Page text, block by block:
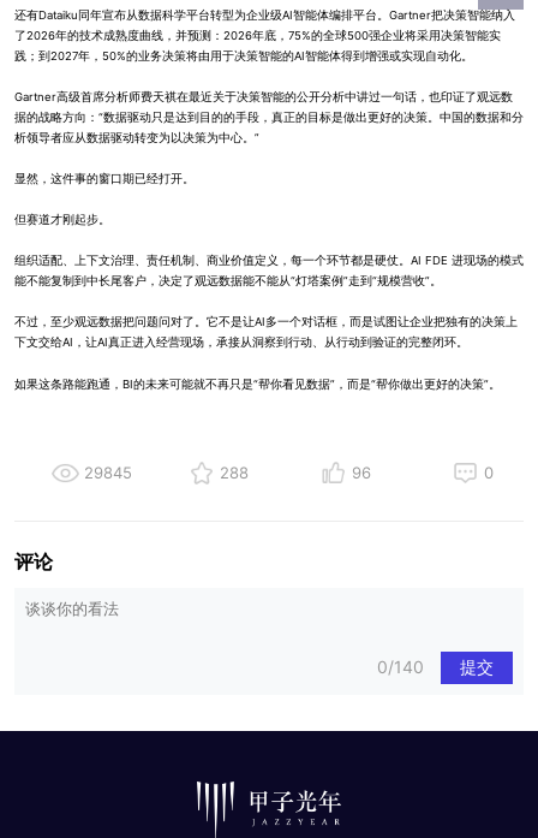
还有Dataiku同年宣布从数据科学平台转型为企业级AI智能体编排平台。Gartner把决策智能纳入
了2026年的技术成熟度曲线，并预测：2026年底，75%的全球500强企业将采用决策智能实
践；到2027年，50%的业务决策将由用于决策智能的AI智能体得到增强或实现自动化。
Gartner高级首席分析师费天祺在最近关于决策智能的公开分析中讲过一句话，也印证了观远数
据的战略方向：“数据驱动只是达到目的的手段，真正的目标是做出更好的决策。中国的数据和分
析领导者应从数据驱动转变为以决策为中心。”
显然，这件事的窗口期已经打开。
但赛道才刚起步。
组织适配、上下文治理、责任机制、商业价值定义，每一个环节都是硬仗。AI FDE 进现场的模式
能不能复制到中长尾客户，决定了观远数据能不能从“灯塔案例”走到“规模营收”。
不过，至少观远数据把问题问对了。它不是让AI多一个对话框，而是试图让企业把独有的决策上
下文交给AI，让AI真正进入经营现场，承接从洞察到行动、从行动到验证的完整闭环。
如果这条路能跑通，BI的未来可能就不再只是“帮你看见数据”，而是“帮你做出更好的决策”。
29845 288 96 0
评论
0/140 提交